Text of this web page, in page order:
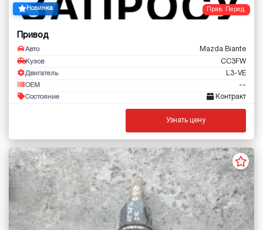
Прав. Перед.
Новинка
Привод
Авто Mazda Biante
Кузов CC3FW
Двигатель L3-VE
OEM --
Состояние Контракт
Узнать цену